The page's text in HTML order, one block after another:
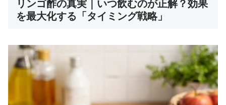
リンゴ酢の真実｜いつ飲むのが正解？効果
を最大化する「タイミング戦略」